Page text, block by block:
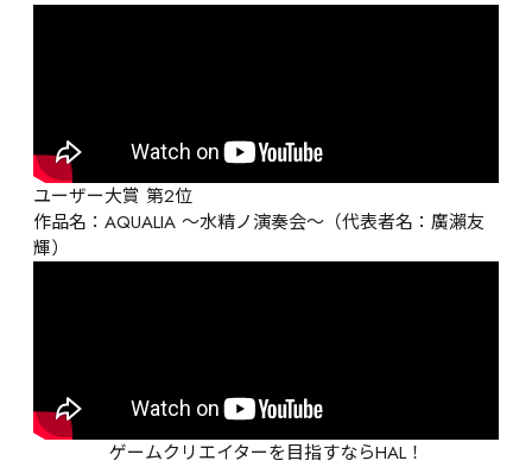
ユーザー大賞 第2位
作品名：AQUALIA ～水精ノ演奏会～（代表者名：廣瀨友
輝）
ゲームクリエイターを目指すならHAL！